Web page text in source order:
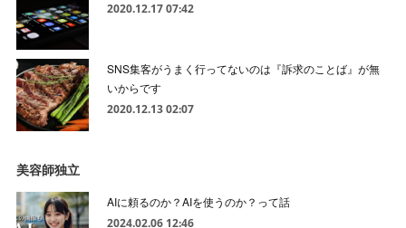
2020.12.17 07:42
SNS集客がうまく行ってないのは『訴求のことば』が無
いからです
2020.12.13 02:07
美容師独立
AIに頼るのか？AIを使うのか？って話
2024.02.06 12:46